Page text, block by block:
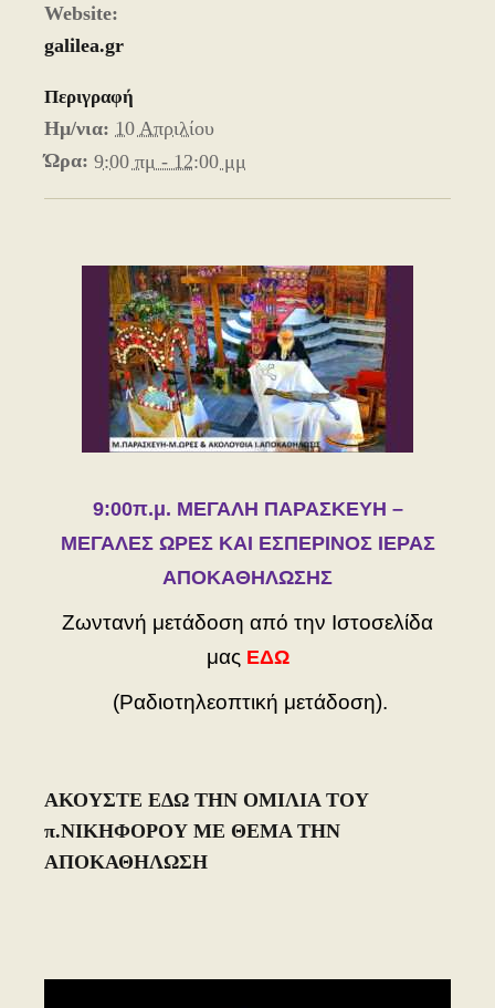
Website:
galilea.gr
Περιγραφή
Ημ/νια: 10 Απριλίου
Ώρα: 9:00 πμ - 12:00 μμ
9:00π.μ. ΜΕΓΑΛΗ ΠAΡΑΣΚΕΥΗ –
ΜΕΓΑΛΕΣ ΩΡΕΣ ΚΑΙ ΕΣΠΕΡΙΝΟΣ ΙΕΡΑΣ
ΑΠΟΚΑΘΗΛΩΣΗΣ
Ζωντανή μετάδοση από την Ιστοσελίδα
μας ΕΔΩ
(Ραδιοτηλεοπτική μετάδοση).
ΑΚΟΥΣΤΕ ΕΔΩ ΤΗΝ ΟΜΙΛΙΑ ΤΟΥ
π.ΝΙΚΗΦΟΡΟΥ ΜΕ ΘΕΜΑ ΤΗΝ
ΑΠΟΚΑΘΗΛΩΣΗ